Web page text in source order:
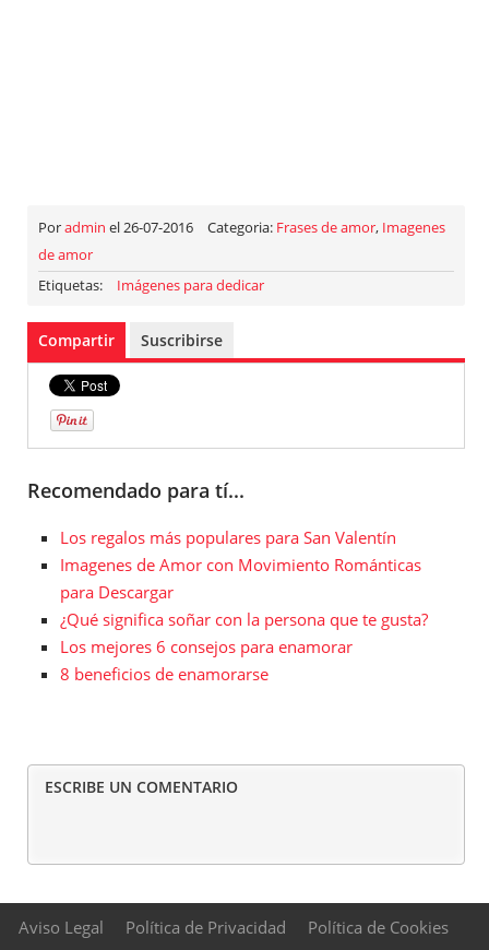
Poradmin el 26-07-2016 Categoria: Frases de amor, Imagenes
de amor
Etiquetas:
Imágenes para dedicar
Compartir Suscribirse
Recomendado para tí...
Los regalos más populares para San Valentín
Imagenes de Amor con Movimiento Románticas
para Descargar
¿Qué significa soñar con la persona que te gusta?
Los mejores 6 consejos para enamorar
8 beneficios de enamorarse
ESCRIBE UN COMENTARIO
Aviso Legal Política de Privacidad Política de Cookies